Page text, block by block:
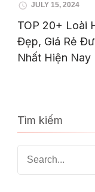
JULY 15, 2024
TOP 20+ Loài
Đẹp, Giá Rẻ
Nhất Hiện Nay
Tìm kiếm
Search
for: